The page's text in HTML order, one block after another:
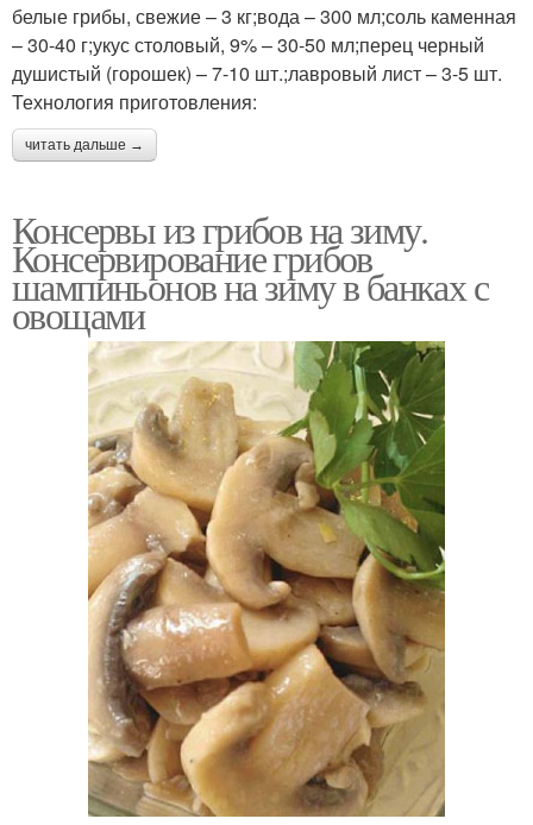
белые грибы, свежие – 3 кг;вода – 300 мл;соль каменная
– 30-40 г;укус столовый, 9% – 30-50 мл;перец черный
душистый (горошек) – 7-10 шт.;лавровый лист – 3-5 шт.
Технология приготовления:
читать дальше →
Консервы из грибов на зиму.
Консервирование грибов
шампиньонов на зиму в банках с
овощами